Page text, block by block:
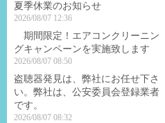
夏季休業のお知らせ
2026/08/07 12:36
期間限定！エアコンクリーニン
グキャンペーンを実施致します
2026/08/07 08:50
盗聴器発見は、弊社にお任せ下さ
い。弊社は、公安委員会登録業者
です。
2026/08/07 08:32